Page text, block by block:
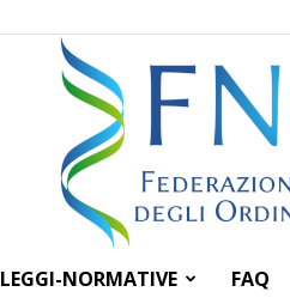
LEGGI-NORMATIVE FAQ